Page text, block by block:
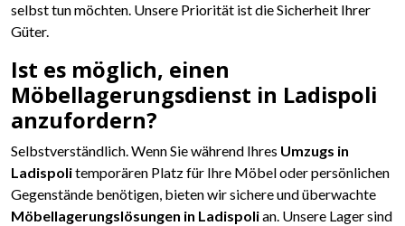
selbst tun möchten. Unsere Priorität ist die Sicherheit Ihrer
Güter.
Ist es möglich, einen
Möbellagerungsdienst in Ladispoli
anzufordern?
Selbstverständlich. Wenn Sie während Ihres Umzugs in
Ladispolitemporären Platz für Ihre Möbel oder persönlichen
Gegenstände benötigen, bieten wir sichere und überwachte
Möbellagerungslösungen in Ladispolian. Unsere Lager sind